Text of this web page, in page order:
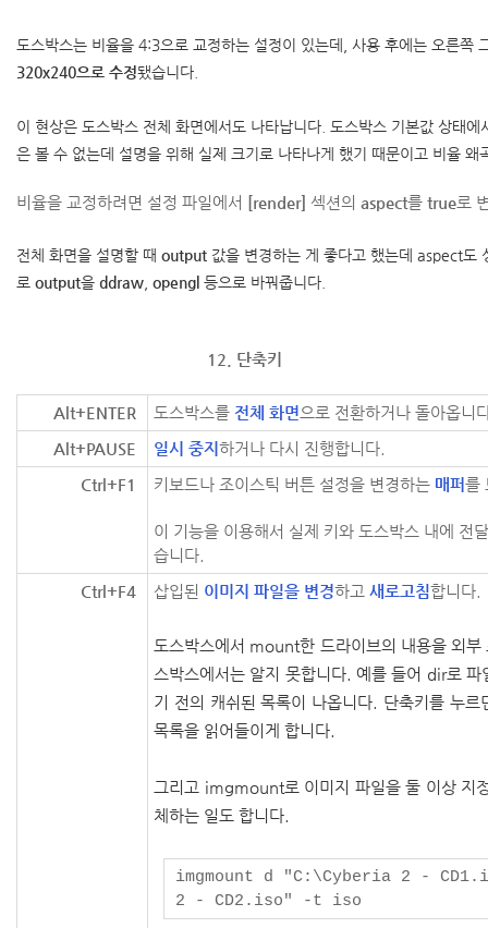
도스박스는 비율을 4:3으로 교정하는 설정이 있는데, 사용 후에는 오른쪽
320x240으로 수정됐습니다.
이 현상은 도스박스 전체 화면에서도 나타납니다. 도스박스 기본값 상태에
은 볼 수 없는데 설명을 위해 실제 크기로 나타나게 했기 때문이고 비율 왜
비율을 교정하려면 설정 파일에서 [render] 섹션의 aspect를 true로
전체 화면을 설명할 때 output 값을 변경하는 게 좋다고 했는데 aspect도
로 output을 ddraw opengl 등으로 바꿔줍니다.
12. 단축키
Alt+ENTER 도스박스를 전체 화면으로 전환하거나 돌아옵니
Alt+PAUSE 일시 중지 하거나 다시 진행합니다.
Ctrl+F1 키보드나 조이스틱 버튼 설정을 변경하는 매퍼를
이 기능을 이용해서 실제 키와 도스박스 내에 전
습니다.
Ctrl+F4 삽입된 이미지 파일을 변경하고 새로고침합니다.
도스박스에서 mount한 드라이브의 내용을 외부
스박스에서는 알지 못합니다. 예를 들어 dir로 파
기 전의 캐쉬된 목록이 나옵니다. 단축키를 누르
목록을 읽어들이게 합니다.
그리고 imgmount로 이미지 파일을 둘 이상 지
체하는 일도 합니다.
imgmount d "C:\Cyberia 2 -
2 - CD2.iso" -t iso